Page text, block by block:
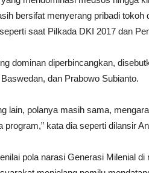
bersifat menyerang pribadi
saat Pilkada DKI 2017 dan
dominan diperbincangkan,
dan Prabowo Subianto.
lain, polanya masih sama,
program,” kata dia seperti dilansir
pola narasi Generasi Milenial